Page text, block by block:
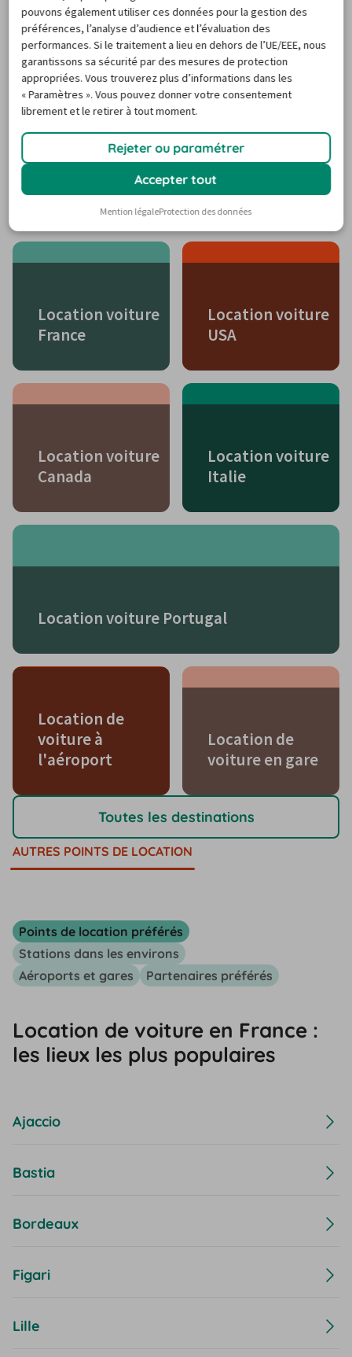
Destinations de voyage
populaires
Location voiture Corse
Location voiture
France
Location voiture
USA
Location voiture
Canada
Location voiture
Italie
Location voiture Portugal
Location de
voiture à
l'aéroport
Location de
voiture en gare
Toutes les destinations
AUTRES POINTS DE LOCATION
Points de location préférés
Stations dans les environs
Aéroports et gares
Partenaires préférés
Location de voiture en France :
les lieux les plus populaires
Ajaccio
Bastia
Bordeaux
Figari
Lille
pouvons également utiliser ces données pour la gestion des
préférences, l’analyse d’audience et l’évaluation des
performances. Si le traitement a lieu en dehors de l’UE/EEE, nous
garantissons sa sécurité par des mesures de protection
appropriées. Vous trouverez plus d’informations dans les
« Paramètres ». Vous pouvez donner votre consentement
librement et le retirer à tout moment.
Rejeter ou paramétrer
Accepter tout
Mention légaleProtection des données